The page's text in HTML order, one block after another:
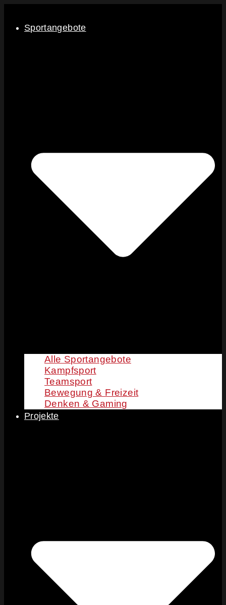
Sportangebote
Alle Sportangebote
Kampfsport
Teamsport
Bewegung & Freizeit
Denken & Gaming
Projekte